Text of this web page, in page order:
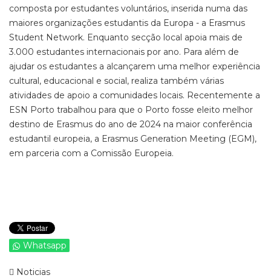
composta por estudantes voluntários, inserida numa das
maiores organizações estudantis da Europa - a Erasmus
Student Network. Enquanto secção local apoia mais de
3.000 estudantes internacionais por ano. Para além de
ajudar os estudantes a alcançarem uma melhor experiência
cultural, educacional e social, realiza também várias
atividades de apoio a comunidades locais. Recentemente a
ESN Porto trabalhou para que o Porto fosse eleito melhor
destino de Erasmus do ano de 2024 na maior conferência
estudantil europeia, a Erasmus Generation Meeting (EGM),
em parceria com a Comissão Europeia.
Whatsapp
Noticias